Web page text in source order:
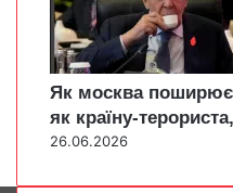
Як москва поширює
як країну-
26.06.2026